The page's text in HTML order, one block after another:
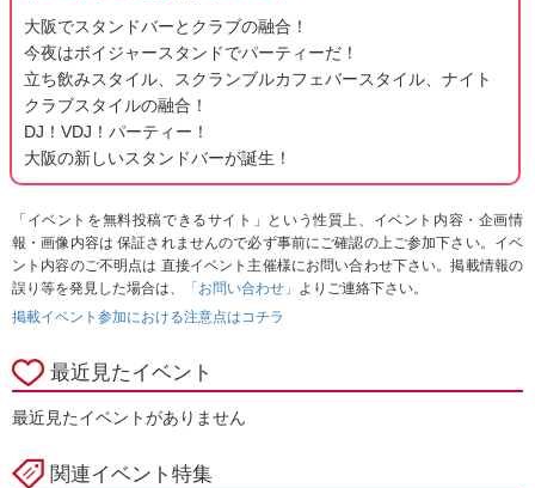
大阪でスタンドバーとクラブの融合！
今夜はボイジャースタンドでパーティーだ！
立ち飲みスタイル、スクランブルカフェバースタイル、ナイト
クラブスタイルの融合！
DJ！VDJ！パーティー！
大阪の新しいスタンドバーが誕生！
「イベントを無料投稿できるサイト」という性質上、イベント内容・企画情
報・画像内容は 保証されませんので必ず事前にご確認の上ご参加下さい。イベ
ント内容のご不明点は 直接イベント主催様にお問い合わせ下さい。掲載情報の
誤り等を発見した場合は、
「お問い合わせ」 よりご連絡下さい。
掲載イベント参加における注意点はコチラ
最近見たイベント
最近見たイベントがありません
関連イベント特集